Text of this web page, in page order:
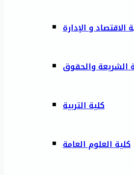
الاقتصاد و الإدارة
الشريعة والحقوق
كلية التربية
كلية العلوم العامة